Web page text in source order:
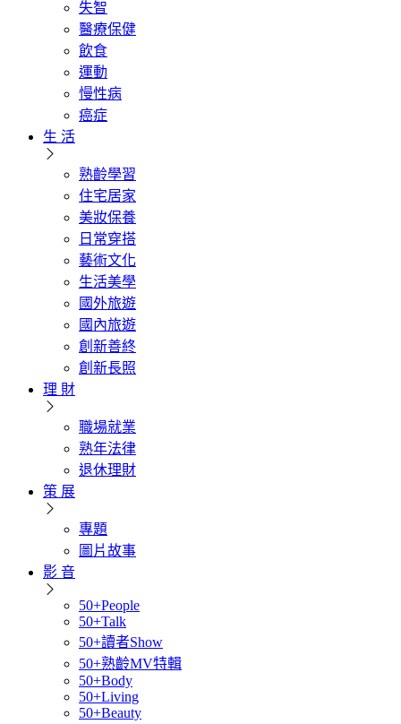
失智
醫療保健
飲食
運動
慢性病
癌症
生 活
熟齡學習
住宅居家
美妝保養
日常穿搭
藝術文化
生活美學
國外旅遊
國內旅遊
創新善終
創新長照
理 財
職場就業
熟年法律
退休理財
策 展
專題
圖片故事
影 音
50+People
50+Talk
50+讀者Show
50+熟齡MV特輯
50+Body
50+Living
50+Beauty